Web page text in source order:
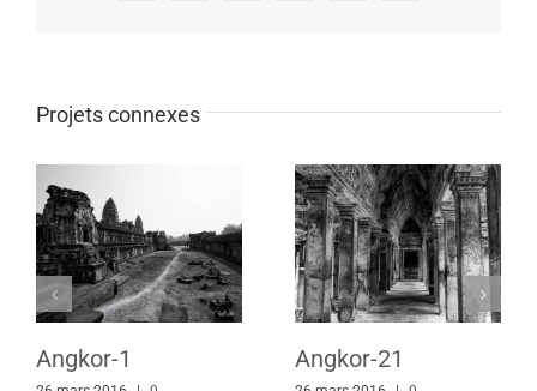
Projets connexes
Angkor-1 Angkor-21